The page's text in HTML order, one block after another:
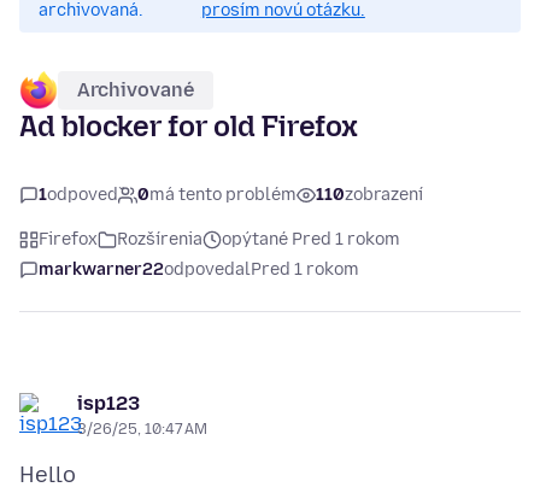
archivovaná.
prosím novú otázku.
Archivované
Ad blocker for old Firefox
1odpoveď 0má tento problém 110zobrazení
Firefox Rozšírenia
opýtané Pred 1 rokom
markwarner22odpovedalPred 1 rokom
isp123
3/26/25, 10:47 AM
Hello